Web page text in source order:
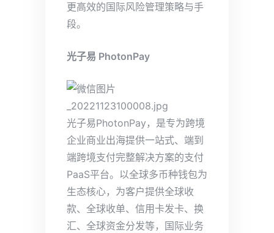
更高效的国际风险管理策略与手
段。
光子易 PhotonPay
光子易PhotonPay，是专为跨境
企业商业出海提供一站式、端到
端跨境支付完整解决方案的支付
PaaS平台。以全球多币种钱包为
生态核心，为客户提供全球收
款、全球收单、信用卡发卡、换
汇、全球资金分发等，国际业务